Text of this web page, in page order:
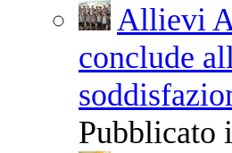
Allievi A
conclude
Pubblicato